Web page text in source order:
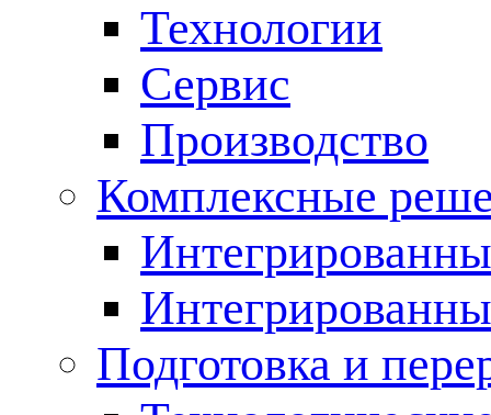
Технологии
Сервис
Производство
Комплексные
Подготовка и